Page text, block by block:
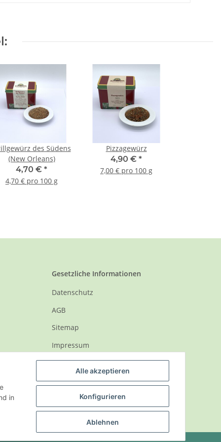
Alle akzeptieren
Konfigurieren
Ablehnen
in
des Südens
(New Orleans)
4,70 € *
4,70 € pro 100 g
Pizzagewürz
4,90 € *
7,00 € pro 100 g
Gesetzliche Informationen
Datenschutz
AGB
Sitemap
Impressum
Widerrufsrecht